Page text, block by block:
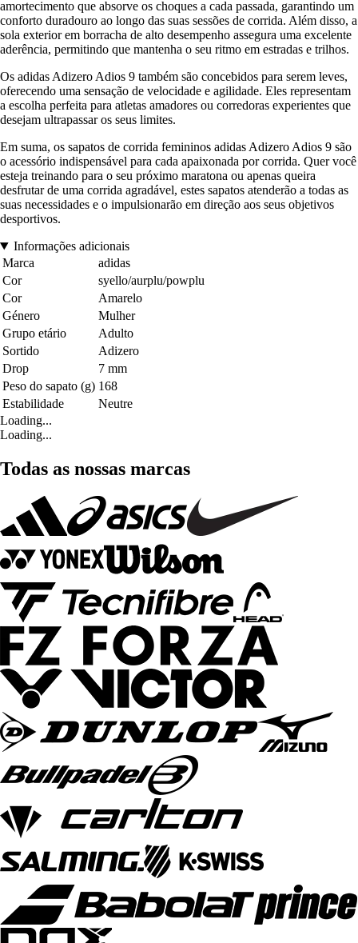
amortecimento que absorve os choques a cada passada, garantindo um
conforto duradouro ao longo das suas sessões de corrida. Além disso, a
sola exterior em borracha de alto desempenho assegura uma excelente
aderência, permitindo que mantenha o seu ritmo em estradas e trilhos.
Os adidas Adizero Adios 9 também são concebidos para serem leves,
oferecendo uma sensação de velocidade e agilidade. Eles representam
a escolha perfeita para atletas amadores ou corredoras experientes que
desejam ultrapassar os seus limites.
Em suma, os sapatos de corrida femininos adidas Adizero Adios 9 são
o acessório indispensável para cada apaixonada por corrida. Quer você
esteja treinando para o seu próximo maratona ou apenas queira
desfrutar de uma corrida agradável, estes sapatos atenderão a todas as
suas necessidades e o impulsionarão em direção aos seus objetivos
desportivos.
Informações adicionais
Marca
adidas
Cor
syello/aurplu/powplu
Cor
Amarelo
Género
Mulher
Grupo etário
Adulto
Sortido
Adizero
Drop
7 mm
Peso do sapato (g) 168
Estabilidade
Neutre
Loading...
Loading...
Todas as nossas marcas